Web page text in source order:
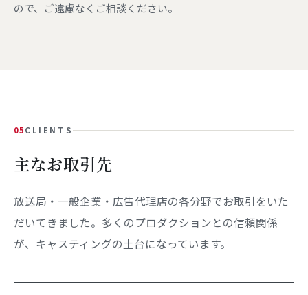
ので、ご遠慮なくご相談ください。
05CLIENTS
主なお取引先
放送局・一般企業・広告代理店の各分野でお取引をいた
だいてきました。多くのプロダクションとの信頼関係
が、キャスティングの土台になっています。